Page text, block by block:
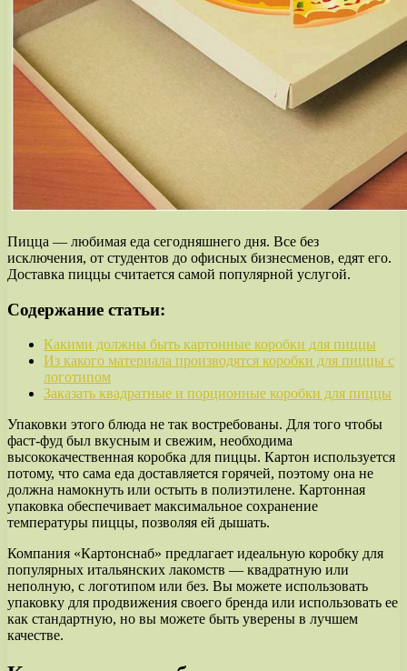
Пицца — любимая еда сегодняшнего дня. Все без
исключения, от студентов до офисных бизнесменов, едят его.
Доставка пиццы считается самой популярной услугой.
Содержание статьи:
Какими должны быть картонные коробки для пиццы
Из какого материала производятся коробки для пиццы с
логотипом
Заказать квадратные и порционные коробки для пиццы
Упаковки этого блюда не так востребованы. Для того чтобы
фаст-фуд был вкусным и свежим, необходима
высококачественная коробка для пиццы. Картон используется
потому, что сама еда доставляется горячей, поэтому она не
должна намокнуть или остыть в полиэтилене. Картонная
упаковка обеспечивает максимальное сохранение
температуры пиццы, позволяя ей дышать.
Компания «Картонснаб» предлагает идеальную коробку для
популярных итальянских лакомств — квадратную или
неполную, с логотипом или без. Вы можете использовать
упаковку для продвижения своего бренда или использовать ее
как стандартную, но вы можете быть уверены в лучшем
качестве.